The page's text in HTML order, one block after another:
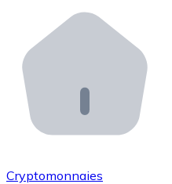
Distributeurs
Intégrez un ATM
API Bitnovo
Intégrez notre API
Rejoignez notre
Cryptomonnaies